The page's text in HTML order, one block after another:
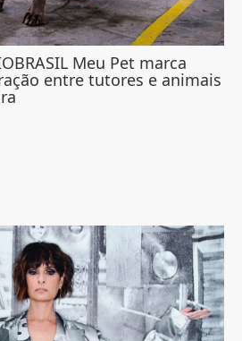
Meu Pet marca
entre tutores e animais